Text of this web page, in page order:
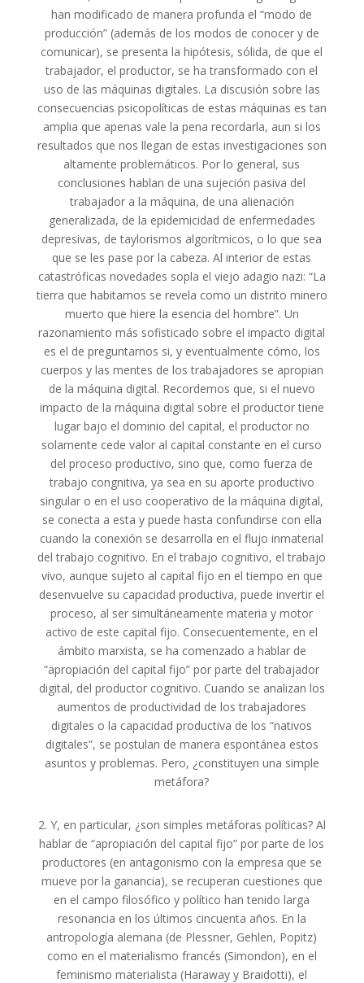
han modificado de manera profunda el “modo de
producción” (además de los modos de conocer y de
comunicar), se presenta la hipótesis, sólida, de que el
trabajador, el productor, se ha transformado con el
uso de las máquinas digitales. La discusión sobre las
consecuencias psicopolíticas de estas máquinas es tan
amplia que apenas vale la pena recordarla, aun si los
resultados que nos llegan de estas investigaciones son
altamente problemáticos. Por lo general, sus
conclusiones hablan de una sujeción pasiva del
trabajador a la máquina, de una alienación
generalizada, de la epidemicidad de enfermedades
depresivas, de taylorismos algorítmicos, o lo que sea
que se les pase por la cabeza. Al interior de estas
catastróficas novedades sopla el viejo adagio nazi: “La
tierra que habitamos se revela como un distrito minero
muerto que hiere la esencia del hombre”. Un
razonamiento más sofisticado sobre el impacto digital
es el de preguntarnos si, y eventualmente cómo, los
cuerpos y las mentes de los trabajadores se apropian
de la máquina digital. Recordemos que, si el nuevo
impacto de la máquina digital sobre el productor tiene
lugar bajo el dominio del capital, el productor no
solamente cede valor al capital constante en el curso
del proceso productivo, sino que, como fuerza de
trabajo congnitiva, ya sea en su aporte productivo
singular o en el uso cooperativo de la máquina digital,
se conecta a esta y puede hasta confundirse con ella
cuando la conexión se desarrolla en el flujo inmaterial
del trabajo cognitivo. En el trabajo cognitivo, el trabajo
vivo, aunque sujeto al capital fijo en el tiempo en que
desenvuelve su capacidad productiva, puede invertir el
proceso, al ser simultáneamente materia y motor
activo de este capital fijo. Consecuentemente, en el
ámbito marxista, se ha comenzado a hablar de
“apropiación del capital fijo” por parte del trabajador
digital, del productor cognitivo. Cuando se analizan los
aumentos de productividad de los trabajadores
digitales o la capacidad productiva de los “nativos
digitales”, se postulan de manera espontánea estos
asuntos y problemas. Pero, ¿constituyen una simple
metáfora?
2. Y, en particular, ¿son simples metáforas políticas? Al
hablar de “apropiación del capital fijo” por parte de los
productores (en antagonismo con la empresa que se
mueve por la ganancia), se recuperan cuestiones que
en el campo filosófico y político han tenido larga
resonancia en los últimos cincuenta años. En la
antropología alemana (de Plessner, Gehlen, Popitz)
como en el materialismo francés (Simondon), en el
feminismo materialista (Haraway y Braidotti), el